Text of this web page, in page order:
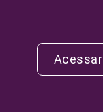
Acessar